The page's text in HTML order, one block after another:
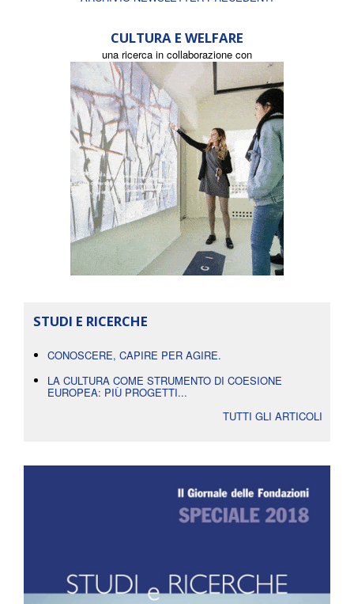
CULTURA E WELFARE
una ricerca in collaborazione con
STUDI E RICERCHE
CONOSCERE, CAPIRE PER AGIRE.
LA CULTURA COME STRUMENTO DI COESIONE
EUROPEA: PIÙ PROGETTI...
TUTTI GLI ARTICOLI